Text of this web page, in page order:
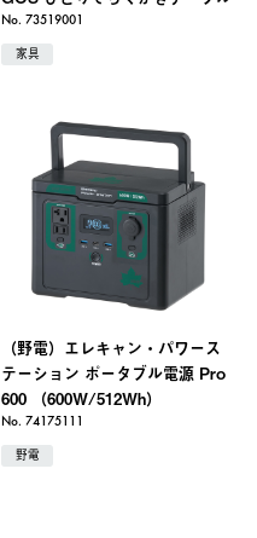
No. 73519001
家具
（野電）エレキャン・パワース
テーション ポータブル電源 Pro
600 （600W/512Wh）
No. 74175111
野電